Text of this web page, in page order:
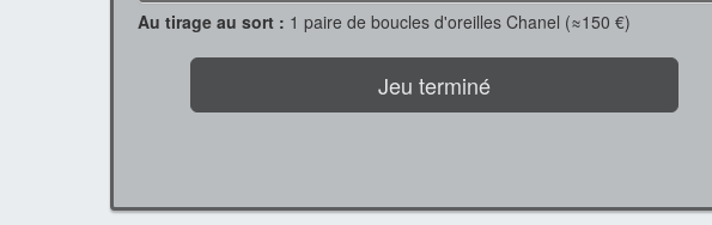
Au tirage au sort : 1 paire de boucles d'oreilles Chanel (≈150 €)
Jeu terminé